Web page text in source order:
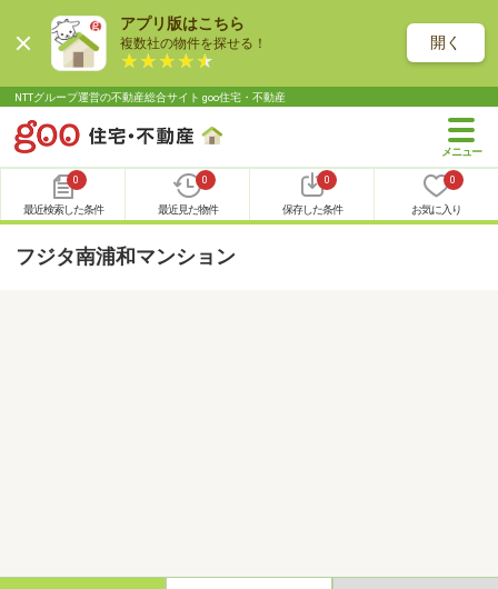
アプリ版はこちら
複数社の物件を探せる！ 開く
NTTグループ運営の不動産総合サイト goo住宅・不動産
0
最近検索した条件
0
最近見た物件
0
保存した条件
0
お気に入り
フジタ南浦和マンション